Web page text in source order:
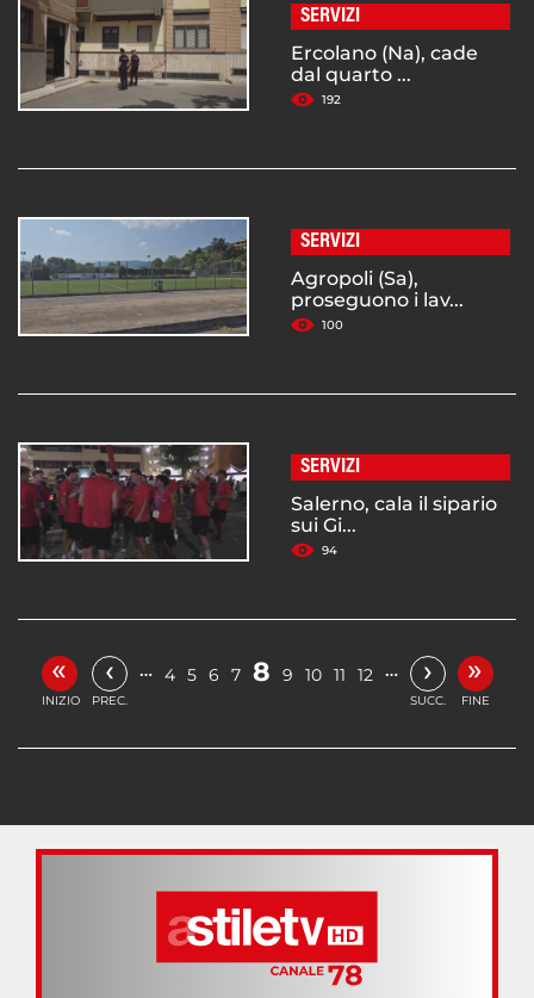
SERVIZI
Ercolano (Na), cade
dal quarto ...
192
SERVIZI
Agropoli (Sa),
proseguono i lav...
100
SERVIZI
Salerno, cala il sipario
sui Gi...
94
«
INIZIO
‹
PREC.
… 4 5 6 7 8 9 10 11 12 … ›
SUCC.
»
FINE